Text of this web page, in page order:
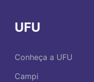
UFU
Conheça a UFU
Campi